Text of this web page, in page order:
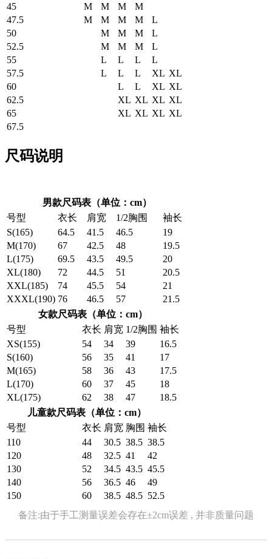
45
M M M
M
47.5
M M M M
L
50
M M M
L
52.5
M M M
L
55
L L L
L
57.5
L L L XL XL
60
L L XL XL
62.5
XL XL XL XL
65
XL XL XL XL
67.5
尺码说明
男款尺码表（单位：cm）
号型
衣长 肩宽 1/2胸围
袖长
S(165)
64.5 41.5 46.5
19
M(170)
67 42.5 48
19.5
L(175)
69.5 43.5 49.5
20
XL(180)
72 44.5 51
20.5
XXL(185)
74 45.5 54
21
XXXL(190) 76 46.5 57
21.5
女款尺码表（单位：cm）
号型
衣长 肩宽 1/2胸围 袖长
XS(155)
54 34 39
16.5
S(160)
56 35 41
17
M(165)
58 36 43
17.5
L(170)
60 37 45
18
XL(175)
62 38 47
18.5
儿童款尺码表（单位：cm）
号型
衣长 肩宽 胸围 袖长
110
44 30.5 38.5 38.5
120
48 32.5 41
42
130
52 34.5 43.5 45.5
140
56 36.5 46
49
150
60 38.5 48.5 52.5
备注:由于手工测量误差会存在±2cm误差 , 并非质量问题